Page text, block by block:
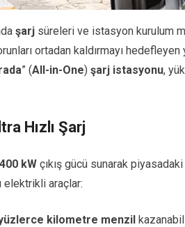
şarj süreleri ve istasyon kurulum
ortadan kaldırmayı
” (All-in-One) şarj istasyonu,
Hızlı Şarj
400 kW çıkış gücü sunarak
elektrikli araçlar:
kilometre menzil